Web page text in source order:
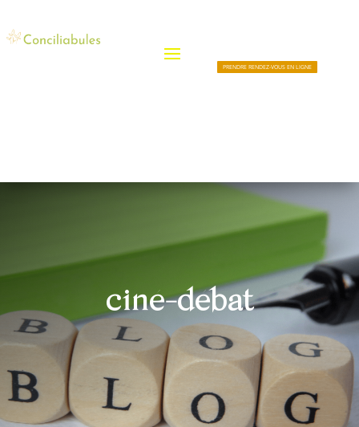
PRENDRE RENDEZ-VOUS EN LIGNE
ciné-débat